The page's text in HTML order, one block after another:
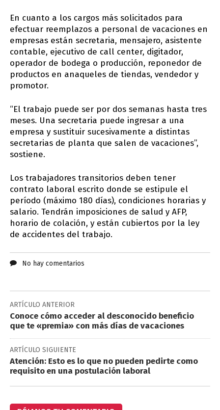
En cuanto a los cargos más solicitados para
efectuar reemplazos a personal de vacaciones en
empresas están secretaria, mensajero, asistente
contable, ejecutivo de call center, digitador,
operador de bodega o producción, reponedor de
productos en anaqueles de tiendas, vendedor y
promotor.
“El trabajo puede ser por dos semanas hasta tres
meses. Una secretaria puede ingresar a una
empresa y sustituir sucesivamente a distintas
secretarias de planta que salen de vacaciones”,
sostiene.
Los trabajadores transitorios deben tener
contrato laboral escrito donde se estipule el
período (máximo 180 días), condiciones horarias y
salario. Tendrán imposiciones de salud y AFP,
horario de colación, y están cubiertos por la ley
de accidentes del trabajo.
No hay comentarios
ARTÍCULO ANTERIOR
Conoce cómo acceder al desconocido beneficio
que te «premia» con más días de vacaciones
ARTÍCULO SIGUIENTE
Atención: Esto es lo que no pueden pedirte como
requisito en una postulación laboral